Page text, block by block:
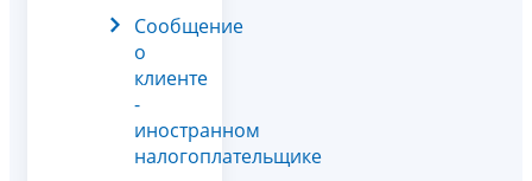
Сообщение
о
клиенте
-
иностранном
налогоплательщике